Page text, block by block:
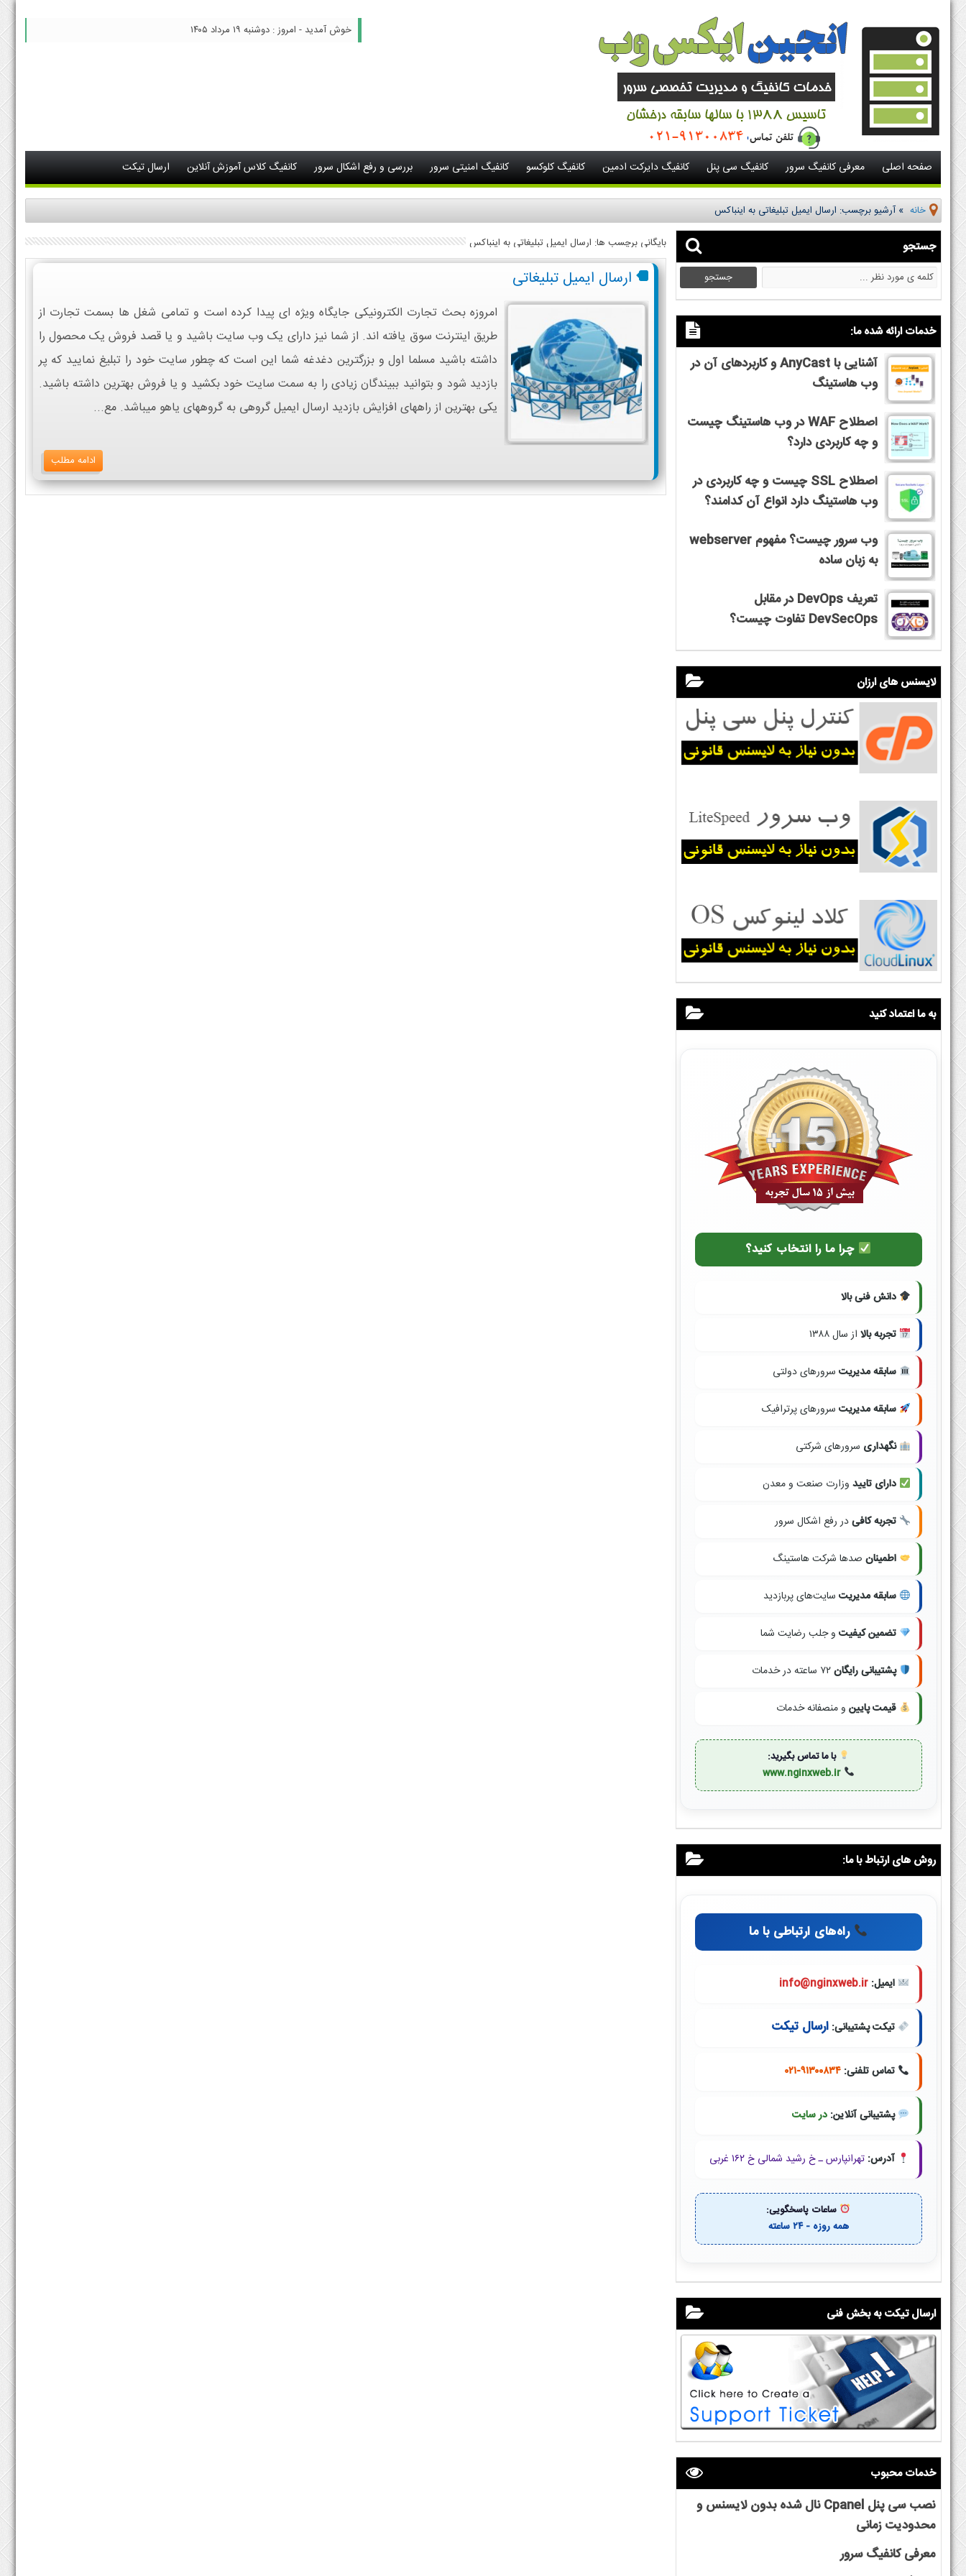
خوش آمدید - امروز : دوشنبه ۱۹ مرداد ۱۴۰۵
صفحه اصلی معرفی کانفیگ سرور کانفیگ سی پنل کانفیگ دایرکت ادمین کانفیگ کلوکسو کانفیگ امنیتی سرور بررسی و رفع اشکال سرور کانفیگ کلاس آموزش آنلاین ارسال تیکت
خانه »آرشیو برچسب: ارسال ایمیل تبلیغاتی به اینباکس
بایگانی برچسب ها: ارسال ایمیل تبلیغاتی به اینباکس
ارسال ایمیل تبلیغاتی
امروزه بحث تجارت الکترونیکی جایگاه ویژه ای پیدا کرده است و تمامی شغل ها بسمت تجارت از
طریق اینترنت سوق یافته اند. از شما نیز دارای یک وب سایت باشید و یا قصد فروش یک محصول را
داشته باشید مسلما اول و بزرگترین دغدغه شما این است که چطور سایت خود را تبلیغ نمایید که پر
بازدید شود و بتوانید ببیندگان زیادی را به سمت سایت خود بکشید و یا فروش بهترین داشته باشید.
یکی بهترین از راههای افزایش بازدید ارسال ایمیل گروهی به گروههای یاهو میباشد. مع...
ادامه مطلب
جستجو
خدمات ارائه شده ما:
آشنایی با AnyCast و کاربردهای آن در
وب هاستینگ
اصطلاح WAF در وب هاستینگ چیست
و چه کاربردی دارد؟
اصطلاح SSL چیست و چه کاربردی در
وب هاستینگ دارد انواع آن کدامند؟
وب سرور چیست؟ مفهوم webserver
به زبان ساده
تعریف DevOps در مقابل
DevSecOps تفاوت چیست؟
لایسنس های ارزان
به ما اعتماد کنید
چرا ما را انتخاب کنید؟
دانش فنی بالا
تجربه بالا از سال ۱۳۸۸
سابقه مدیریت سرورهای دولتی
سابقه مدیریت سرورهای پرترافیک
نگهداری سرورهای شرکتی
دارای تایید وزارت صنعت و معدن
تجربه کافیدر رفع اشکال سرور
اطمینان صدها شرکت هاستینگ
سابقه مدیریت سایت‌های پربازدید
تضمین کیفیت و جلب رضایت شما
پشتیبانی رایگان۷۲ ساعته در خدمات
قیمت پایین و منصفانه خدمات
با ما تماس بگیرید:
www.nginxweb.ir
روش های ارتباط با ما:
راه‌های ارتباطی با ما
ایمیل: info@nginxweb.ir
تیکت پشتیبانی: ارسال تیکت
تماس تلفنی: ۰۲۱-۹۱۳۰۰۸۳۴
پشتیبانی آنلاین: در سایت
آدرس: تهرانپارس ـ خ رشید شمالی خ ۱۶۲ غربی
ساعات پاسخگویی:
همه روزه - ۲۴ ساعته
ارسال تیکت به بخش فنی
خدمات محبوب
نصب سی پنل Cpanel نال شده بدون لایسنس و
محدودیت زمانی
معرفی کانفیگ سرور